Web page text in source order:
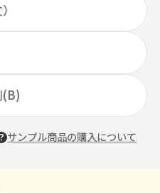
(B)
サンプル商品の購入について